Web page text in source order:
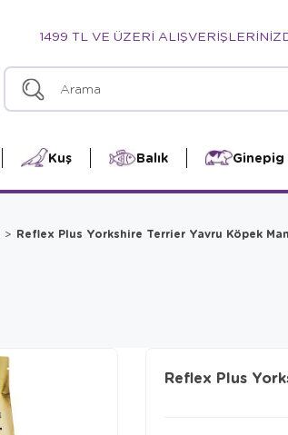
1499 TL VE ÜZERİ
Kuş Balık Ginepig
Reflex Plus Yorkshire Terrier Yavru Köpek
Reflex Plus